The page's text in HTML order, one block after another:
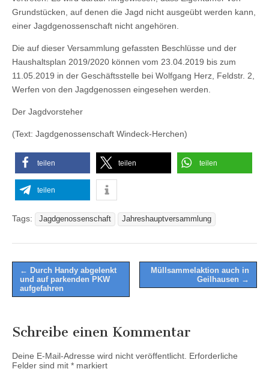
Grundstücken, auf denen die Jagd nicht ausgeübt werden kann,
einer Jagdgenossenschaft nicht angehören.
Die auf dieser Versammlung gefassten Beschlüsse und der
Haushaltsplan 2019/2020 können vom 23.04.2019 bis zum
11.05.2019 in der Geschäftsstelle bei Wolfgang Herz, Feldstr. 2,
Werfen von den Jagdgenossen eingesehen werden.
Der Jagdvorsteher
(Text: Jagdgenossenschaft Windeck-Herchen)
teilen teilen teilen
teilen
Tags: Jagdgenossenschaft Jahreshauptversammlung
Post
navigation
← Durch Handy abgelenkt
und auf parkenden PKW
aufgefahren
Müllsammelaktion auch in
Geilhausen →
Schreibe einen Kommentar
Deine E-Mail-Adresse wird nicht veröffentlicht. Erforderliche
Felder sind mit * markiert